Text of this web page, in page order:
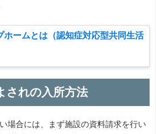
ホームとは（認知症対応型共同生活
されの入所方法
場合には、まず施設の資料請求を行い